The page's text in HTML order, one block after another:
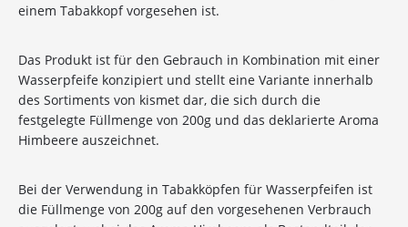
einem Tabakkopf vorgesehen ist.
Das Produkt ist für den Gebrauch in Kombination mit einer
Wasserpfeife konzipiert und stellt eine Variante innerhalb
des Sortiments von kismet dar, die sich durch die
festgelegte Füllmenge von 200g und das deklarierte Aroma
Himbeere auszeichnet.
Bei der Verwendung in Tabakköpfen für Wasserpfeifen ist
die Füllmenge von 200g auf den vorgesehenen Verbrauch
10%Newsletter-Rabatt